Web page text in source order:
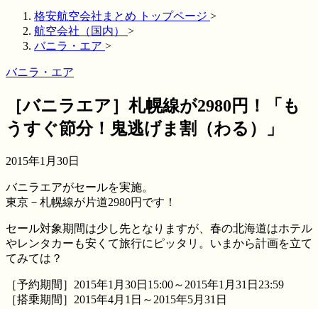
格安航空会社まとめ トップページ >
航空会社（国内）
>
バニラ・エア >
バニラ・エア
［バニラエア］札幌線が2980円！「も
うすぐ節分！鬼逃げま割（わる）」
2015年1月30日
バニラエアがセールを実施。
東京－札幌線が片道2980円です！
セール対象期間は少し先となりますが、春の北海道はホテル
やレンタカーも安くて旅行にピッタリ。いまから計画を立て
てみては？
［予約期間］2015年1月30日15:00～2015年1月31日23:59
［搭乗期間］2015年4月1日～2015年5月31日